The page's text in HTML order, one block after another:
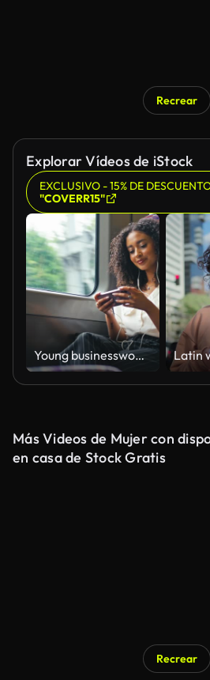
Generado por IA
Recrear
Explorar Vídeos de iStock
EXCLUSIVO - 15% DE
"COVERR15"
Young businesswoman commuting sitting by window on moving train streaming film or show to mobile phone wearing earphones - shot in slow motion
Más Videos de Mujer con
en casa de Stock Gratis
Recrear